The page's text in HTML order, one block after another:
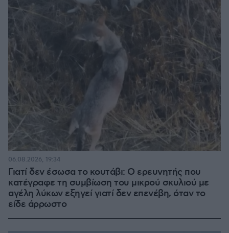
Γιατί δεν έσωσα το κουτάβι: Ο ερευνητής που
κατέγραφε τη συμβίωση του μικρού σκυλιού με
αγέλη λύκων εξηγεί γιατί δεν επενέβη, όταν το
είδε άρρωστο
06.08.2026, 19:34